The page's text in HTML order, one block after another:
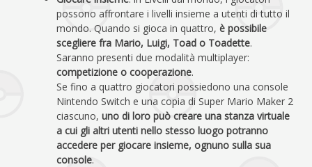
possono affrontare i livelli insieme a utenti di tutto il
mondo. Quando si gioca in quattro, è possibile
scegliere fra Mario, Luigi, Toad o Toadette.
Saranno presenti due modalità multiplayer:
competizione o cooperazione.
Se fino a quattro giocatori possiedono una console
Nintendo Switch e una copia di Super Mario Maker 2
ciascuno, uno di loro può creare una stanza virtuale
a cui gli altri utenti nello stesso luogo potranno
accedere per giocare insieme, ognuno sulla sua
console.